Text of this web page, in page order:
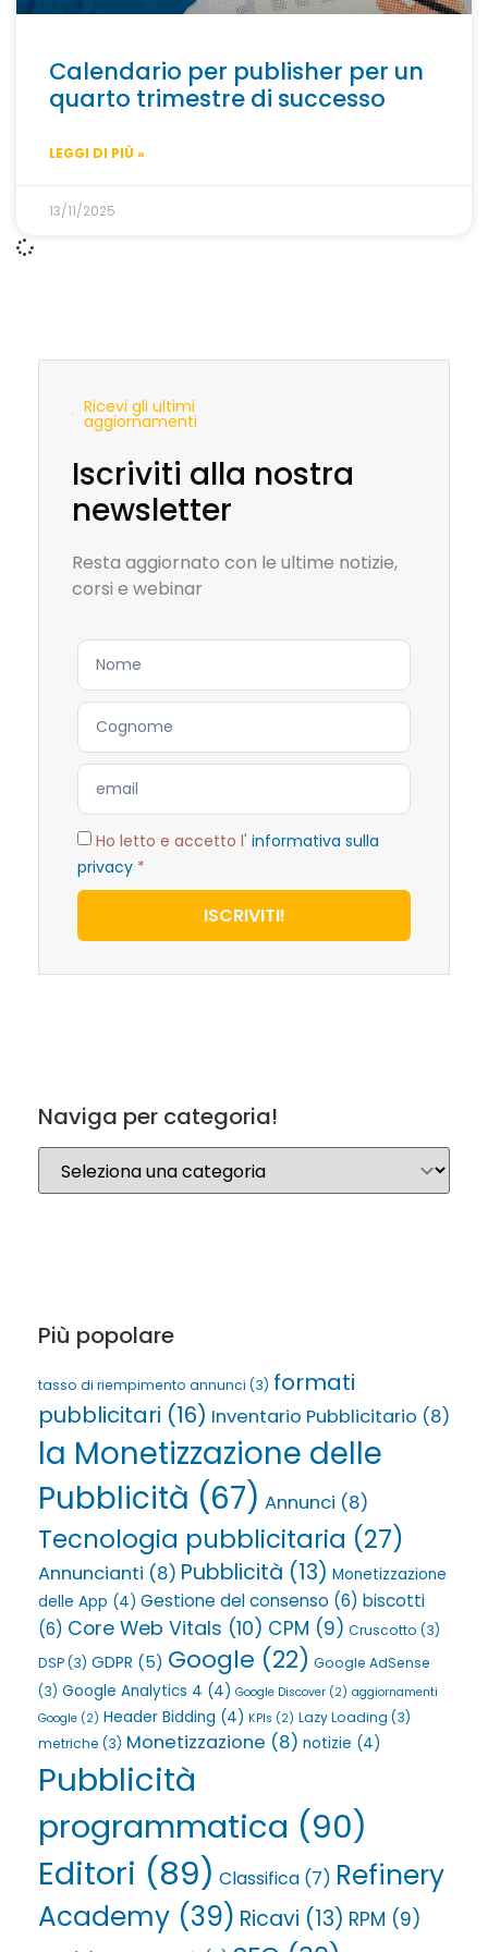
Calendario per publisher per un
quarto trimestre di successo
LEGGI DI PIÙ »
13/11/2025
Ricevi gli ultimi
aggiornamenti
Iscriviti alla nostra
newsletter
Resta aggiornato con le ultime notizie,
corsi e webinar
Ho letto e accetto l' informativa sulla
privacy *
ISCRIVITI!
Naviga per categoria!
Più popolare
tasso di riempimento annunci (3) formati
pubblicitari (16) Inventario Pubblicitario (8)
la Monetizzazione delle
Pubblicità (67) Annunci (8)
Tecnologia pubblicitaria (27)
Annuncianti (8) Pubblicità (13) Monetizzazione
delle App (4) Gestione del consenso (6) biscotti
(6) Core Web Vitals (10) CPM (9) Cruscotto (3)
DSP(3) GDPR (5) Google (22) Google AdSense
(3) Google Analytics 4 (4) Google Discover (2) aggiornamenti
Google (2) Header Bidding (4) KPIs (2) Lazy Loading (3)
metriche (3) Monetizzazione (8) notizie (4)
Pubblicità
programmatica (90)
Editori (89) Classifica (7) Refinery
Academy (39) Ricavi (13) RPM (9)